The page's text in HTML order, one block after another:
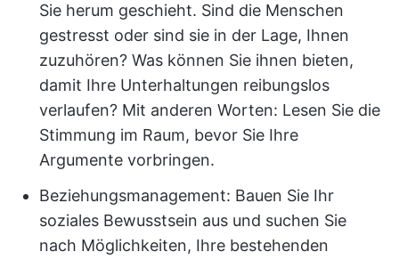
Sie herum geschieht. Sind die Menschen
gestresst oder sind sie in der Lage, Ihnen
zuzuhören? Was können Sie ihnen bieten,
damit Ihre Unterhaltungen reibungslos
verlaufen? Mit anderen Worten: Lesen Sie die
Stimmung im Raum, bevor Sie Ihre
Argumente vorbringen.
Beziehungsmanagement: Bauen Sie Ihr
soziales Bewusstsein aus und suchen Sie
nach Möglichkeiten, Ihre bestehenden